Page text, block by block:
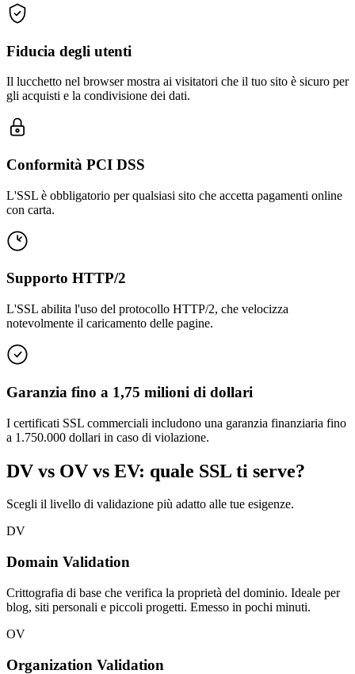
Fiducia degli utenti
Il lucchetto nel browser mostra ai visitatori che il tuo sito è sicuro per
gli acquisti e la condivisione dei dati.
Conformità PCI DSS
L'SSL è obbligatorio per qualsiasi sito che accetta pagamenti online
con carta.
Supporto HTTP/2
L'SSL abilita l'uso del protocollo HTTP/2, che velocizza
notevolmente il caricamento delle pagine.
Garanzia fino a 1,75 milioni di dollari
I certificati SSL commerciali includono una garanzia finanziaria fino
a 1.750.000 dollari in caso di violazione.
DV vs OV vs EV: quale SSL ti serve?
Scegli il livello di validazione più adatto alle tue esigenze.
DV
Domain Validation
Crittografia di base che verifica la proprietà del dominio. Ideale per
blog, siti personali e piccoli progetti. Emesso in pochi minuti.
OV
Organization Validation